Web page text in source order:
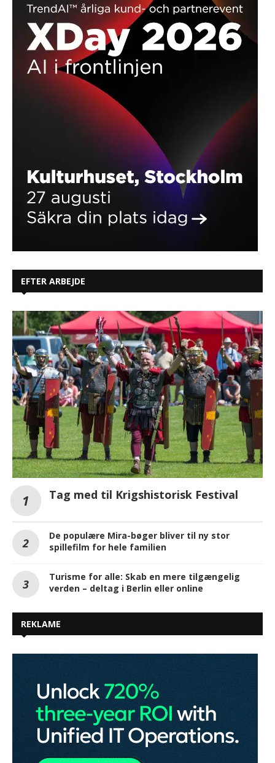
EFTER ARBEJDE
Tag med til Krigshistorisk Festival
De populære Mira-bøger bliver til ny stor
spillefilm for hele familien
Turisme for alle: Skab en mere tilgængelig
verden – deltag i Berlin eller online
REKLAME